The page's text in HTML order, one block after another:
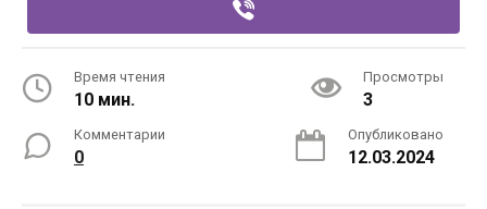
Время чтения
10 мин.
Просмотры
3
Комментарии
0
Опубликовано
12.03.2024